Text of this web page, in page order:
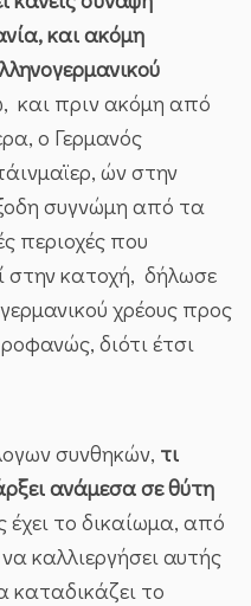
και ακόμη
και πριν ακόμη από
ο Γερμανός
ών στην
συγνώμη από τα
περιοχές που
στην κατοχή, δήλωσε
χρέους προς
διότι έτσι
συνθηκών, τι
ανάμεσα σε θύτη
έχει το δικαίωμα, από
καλλιεργήσει αυτής
καταδικάζει το